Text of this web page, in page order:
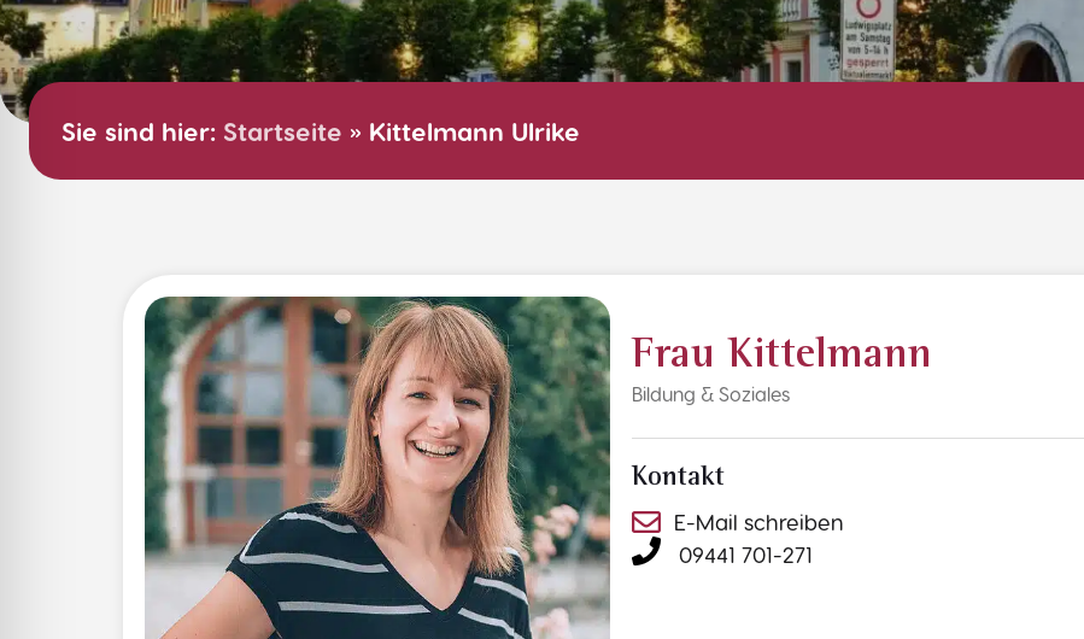
Sie sind hier: Startseite » Kittelmann Ulrike
Frau Kittelmann
Bildung & Soziales
Kontakt
E-Mail schreiben
09441 701-271